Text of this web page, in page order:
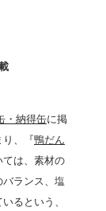
・納得缶に掲
り、『鴨だん
ては、素材の
ランス、塩
るという、